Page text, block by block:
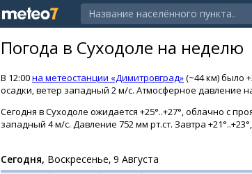
Погода в Суходоле на неделю
В 12:00на метеостанции «Димитровград»(~44 км) было
осадки, ветер западный 2 м/с. Атмосферное давление
Сегодня в Суходоле ожидается +25°..+27°, облачно с
западный 4 м/с. Давление 752 мм рт.ст. Завтра
Сегодня, Воскресенье, 9 Августа